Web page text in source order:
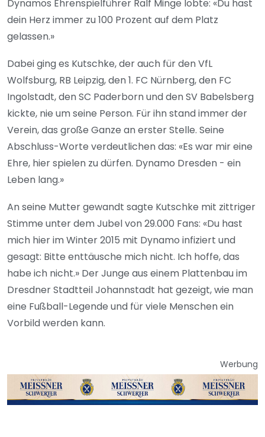
Dynamos Ehrenspielführer Ralf Minge lobte: «Du hast
dein Herz immer zu 100 Prozent auf dem Platz
gelassen.»
Dabei ging es Kutschke, der auch für den VfL
Wolfsburg, RB Leipzig, den 1. FC Nürnberg, den FC
Ingolstadt, den SC Paderborn und den SV Babelsberg
kickte, nie um seine Person. Für ihn stand immer der
Verein, das große Ganze an erster Stelle. Seine
Abschluss-Worte verdeutlichen das: «Es war mir eine
Ehre, hier spielen zu dürfen. Dynamo Dresden - ein
Leben lang.»
An seine Mutter gewandt sagte Kutschke mit zittriger
Stimme unter dem Jubel von 29.000 Fans: «Du hast
mich hier im Winter 2015 mit Dynamo infiziert und
gesagt: Bitte enttäusche mich nicht. Ich hoffe, das
habe ich nicht.» Der Junge aus einem Plattenbau im
Dresdner Stadtteil Johannstadt hat gezeigt, wie man
eine Fußball-Legende und für viele Menschen ein
Vorbild werden kann.
Werbung